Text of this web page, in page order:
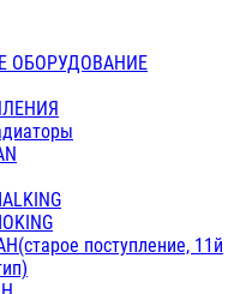
ОБОРУДОВАНИЕ
поступление, 11й